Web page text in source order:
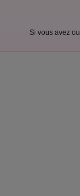
Si vous avez